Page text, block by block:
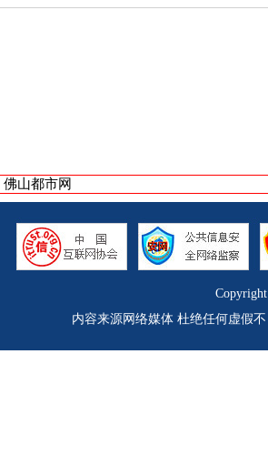
佛山都市网
内容来源网络媒体 杜绝任何虚假